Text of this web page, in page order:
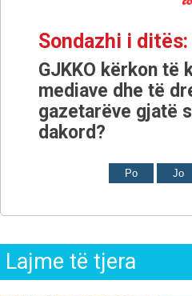
Sondazhi i ditës:
GJKKO kërkon të
mediave dhe të
gazetarëve gjatë
dakord?
Po Jo
Lajme të tjera